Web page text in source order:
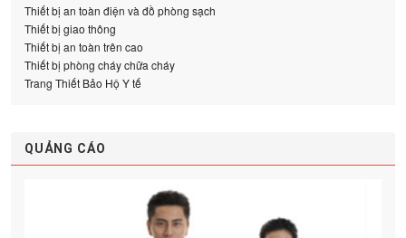
Thiết bị an toàn điện và đồ phòng sạch
Thiết bị giao thông
Thiết bị an toàn trên cao
Thiết bị phòng cháy chữa cháy
Trang Thiết Bảo Hộ Y tế
QUẢNG CÁO